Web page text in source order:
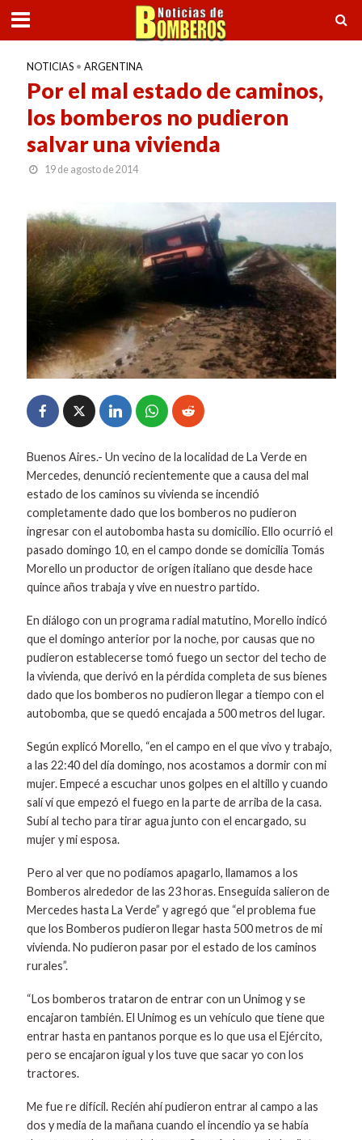
NOTICIAS • ARGENTINA
Por el mal estado de caminos,
los bomberos no pudieron
salvar una vivienda
19 de agosto de 2014
Buenos Aires.- Un vecino de la localidad de La Verde en
Mercedes, denunció recientemente que a causa del mal
estado de los caminos su vivienda se incendió
completamente dado que los bomberos no pudieron
ingresar con el autobomba hasta su domicilio. Ello ocurrió el
pasado domingo 10, en el campo donde se domicilia Tomás
Morello un productor de origen italiano que desde hace
quince años trabaja y vive en nuestro partido.
En diálogo con un programa radial matutino, Morello indicó
que el domingo anterior por la noche, por causas que no
pudieron establecerse tomó fuego un sector del techo de
la vivienda, que derivó en la pérdida completa de sus bienes
dado que los bomberos no pudieron llegar a tiempo con el
autobomba, que se quedó encajada a 500 metros del lugar.
Según explicó Morello, “en el campo en el que vivo y trabajo,
a las 22:40 del día domingo, nos acostamos a dormir con mi
mujer. Empecé a escuchar unos golpes en el altillo y cuando
salí ví que empezó el fuego en la parte de arriba de la casa.
Subí al techo para tirar agua junto con el encargado, su
mujer y mi esposa.
Pero al ver que no podíamos apagarlo, llamamos a los
Bomberos alrededor de las 23 horas. Enseguida salieron de
Mercedes hasta La Verde” y agregó que “el problema fue
que los Bomberos pudieron llegar hasta 500 metros de mi
vivienda. No pudieron pasar por el estado de los caminos
rurales”.
“Los bomberos trataron de entrar con un Unimog y se
encajaron también. El Unimog es un vehículo que tiene que
entrar hasta en pantanos porque es lo que usa el Ejército,
pero se encajaron igual y los tuve que sacar yo con los
tractores.
Me fue re difícil. Recién ahí pudieron entrar al campo a las
dos y media de la mañana cuando el incendio ya se había